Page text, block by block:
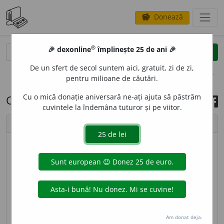
savings Donează
opțiuni
Cuvântul zilei, 17 aprilie 2024
© imagine Addell Design
EZ,(1, 2)trapeze, s. n., (3)trapezi, s. m. 1.
Patrulater care are drept baze două laturi paralele
dintr-o bară mobilă, legată la extremități cu două
🎉 dexonline® împlinește 25 de ani 🎉
De un sfert de secol suntem aici, gratuit, zi de zi,
pentru milioane de căutări.
Cu o mică donație aniversară ne-ați ajuta să păstrăm
cuvintele la îndemâna tuturor și pe viitor.
Am donat deja.